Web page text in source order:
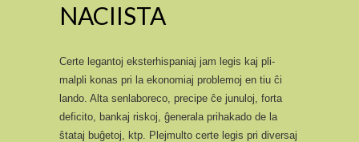
NACIISTA
Certe legantoj eksterhispaniaj jam legis kaj pli-
malpli konas pri la ekonomiaj problemoj en tiu ĉi
lando. Alta senlaboreco, precipe ĉe junuloj, forta
deficito, bankaj riskoj, ĝenerala prihakado de la
ŝtataj buĝetoj, ktp. Plejmulto certe legis pri diversaj